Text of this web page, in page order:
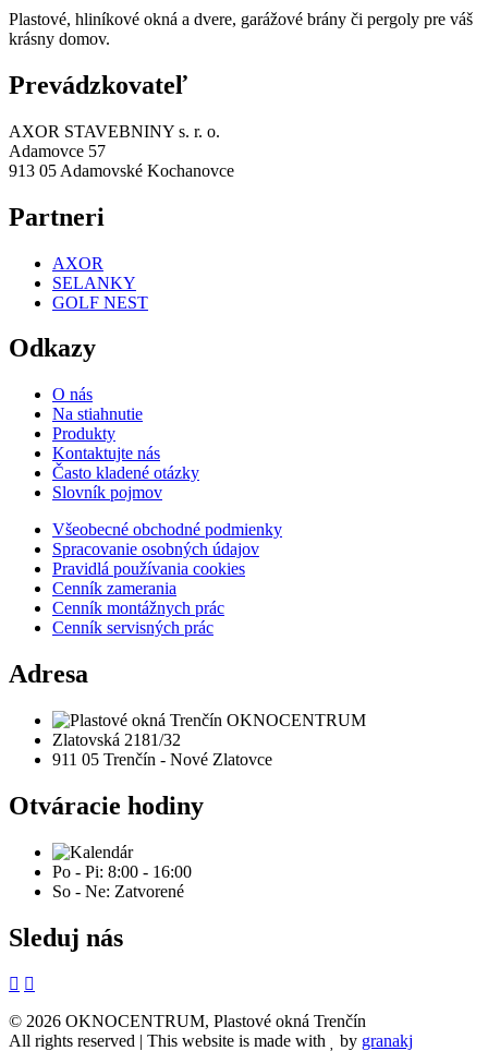
Plastové, hliníkové okná a dvere, garážové brány či pergoly pre váš
krásny domov.
Prevádzkovateľ
AXOR STAVEBNINY s. r. o.
Adamovce 57
913 05 Adamovské Kochanovce
Partneri
AXOR
SELANKY
GOLF NEST
Odkazy
O nás
Na stiahnutie
Produkty
Kontaktujte nás
Často kladené otázky
Slovník pojmov
Všeobecné obchodné podmienky
Spracovanie osobných údajov
Pravidlá používania cookies
Cenník zamerania
Cenník montážnych prác
Cenník servisných prác
Adresa
Zlatovská 2181/32
911 05 Trenčín - Nové Zlatovce
Otváracie hodiny
Po - Pi: 8:00 - 16:00
So - Ne: Zatvorené
Sleduj nás
© 2026 OKNOCENTRUM, Plastové okná Trenčín
All rights reserved | This website is made with
by granakj